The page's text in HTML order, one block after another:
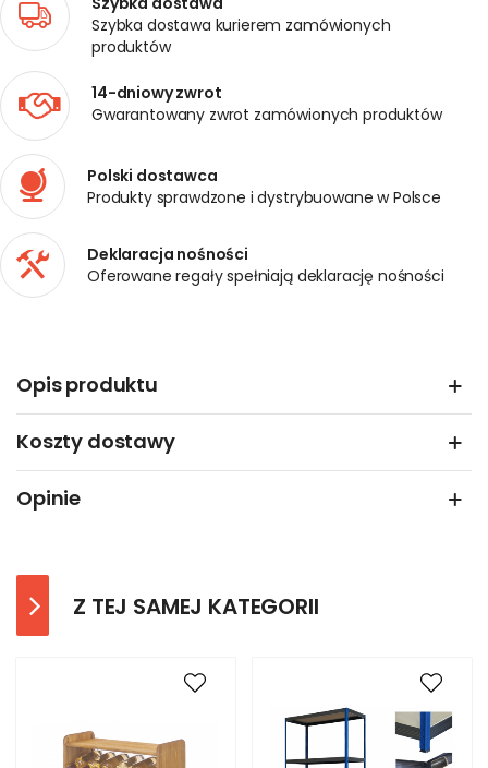
Szybka dostawa kurierem zamówionych
produktów
14-dniowy zwrot
Gwarantowany zwrot zamówionych produktów
Polski dostawca
Produkty sprawdzone i dystrybuowane w Polsce
Deklaracja nośności
Oferowane regały spełniają deklarację nośności
Opis produktu
Koszty dostawy
Opinie
Z TEJ SAMEJ KATEGORII